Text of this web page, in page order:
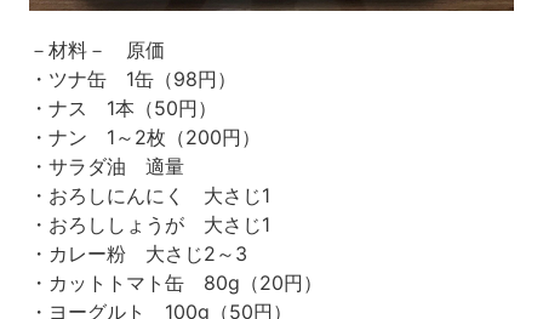
－材料－ 原価
・ツナ缶 1缶（98円）
・ナス 1本（50円）
・ナン 1～2枚（200円）
・サラダ油 適量
・おろしにんにく 大さじ1
・おろししょうが 大さじ1
・カレー粉 大さじ2～3
・カットトマト缶 80g（20円）
・ヨーグルト 100g（50円）